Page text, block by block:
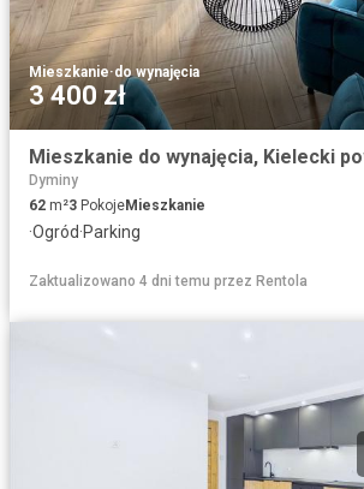
Mieszkanie·do wynajęcia
3 400 zł
Dyminy
62 m²3 PokojeMieszkanie
·Ogród·Parking
Zaktualizowano 4 dni temu przez Rentola